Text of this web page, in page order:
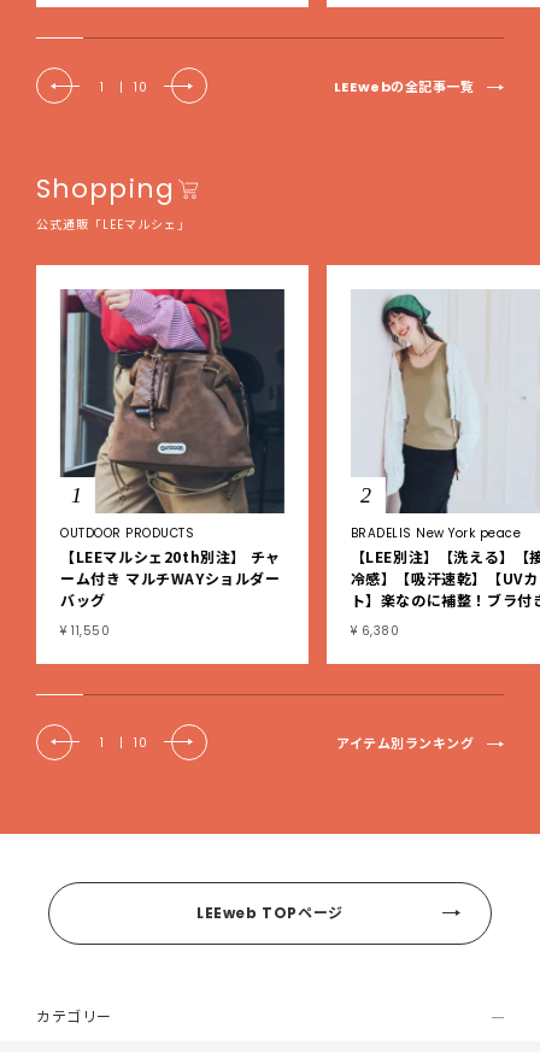
1 | 10 LEEwebの全記事一覧
Shopping
公式通販「LEEマルシェ」
1
OUTDOOR PRODUCTS
【LEEマルシェ20th別注】 チャ
ーム付き マルチWAYショルダー
バッグ
¥ 11,550
2
BRADELIS New York peace
【LEE別注】【洗える】【
冷感】【吸汗速乾】【UV
ト】楽なのに補整！ブラ付
ブタンクトップ
¥ 6,380
1 | 10 アイテム別ランキング
LEEweb TOPページ
カテゴリー